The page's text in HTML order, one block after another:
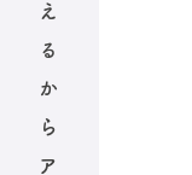
え
る
か
ら
ア